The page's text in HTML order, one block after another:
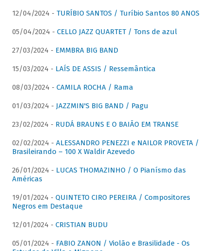
12/04/2024 - TURÍBIO SANTOS / Turíbio Santos 80 ANOS
05/04/2024 - CELLO JAZZ QUARTET / Tons de azul
27/03/2024 - EMMBRA BIG BAND
15/03/2024 - LAÍS DE ASSIS / Ressemântica
08/03/2024 - CAMILA ROCHA / Rama
01/03/2024 - JAZZMIN'S BIG BAND / Pagu
23/02/2024 - RUDÁ BRAUNS E O BAIÃO EM TRANSE
02/02/2024 - ALESSANDRO PENEZZI e NAILOR PROVETA /
Brasileirando – 100 X Waldir Azevedo
26/01/2024 - LUCAS THOMAZINHO / O Pianísmo das
Américas
19/01/2024 - QUINTETO CIRO PEREIRA / Compositores
Negros em Destaque
12/01/2024 - CRISTIAN BUDU
05/01/2024 - FABIO ZANON / Violão e Brasilidade - Os